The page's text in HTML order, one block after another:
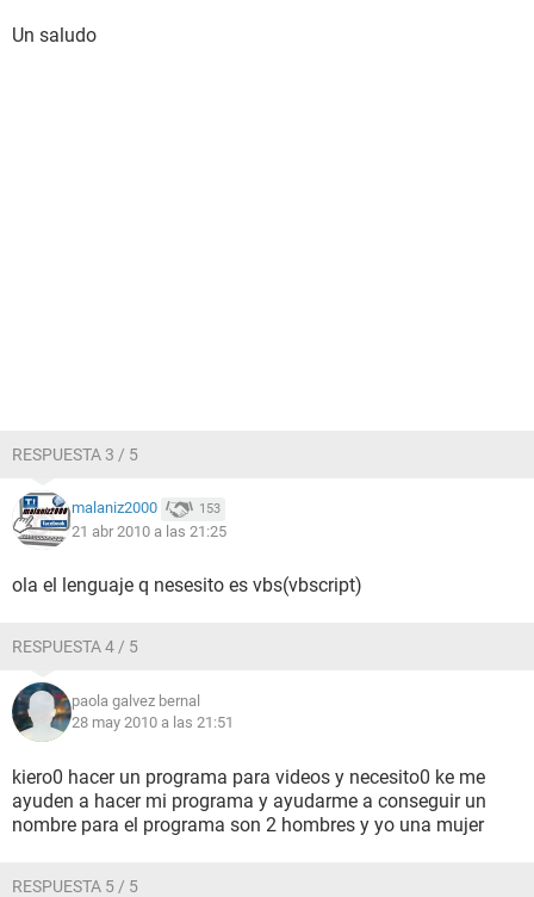
Un saludo
RESPUESTA 3 / 5
malaniz2000 153
21 abr 2010 a las 21:25
ola el lenguaje q nesesito es vbs(vbscript)
RESPUESTA 4 / 5
paola galvez bernal
28 may 2010 a las 21:51
kiero0 hacer un programa para videos y necesito0 ke me
ayuden a hacer mi programa y ayudarme a conseguir un
nombre para el programa son 2 hombres y yo una mujer
RESPUESTA 5 / 5